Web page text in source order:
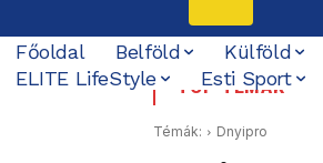
Főoldal Belföld Külföld
ELITE LifeStyle
Esti Sport
TOP TÉMÁK
Témák: Dnyipro